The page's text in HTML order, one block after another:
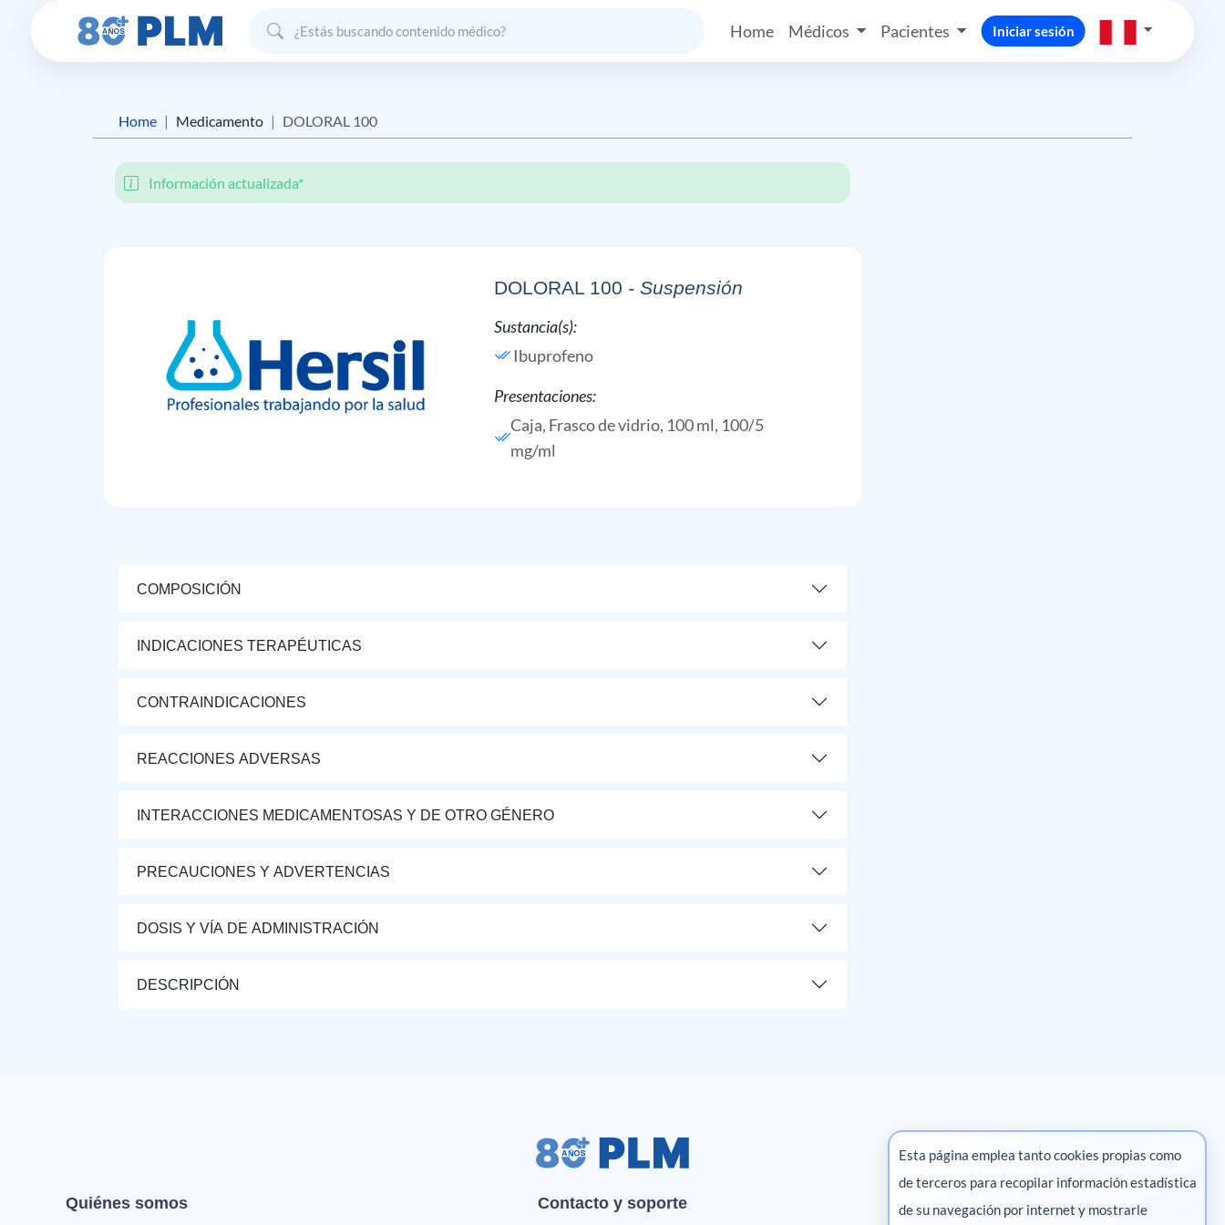
Home Médicos Pacientes Iniciar sesión
Home Medicamento DOLORAL 100
Información actualizada*
DOLORAL 100 - Suspensión
Sustancia(s):
Ibuprofeno
Presentaciones:
Caja, Frasco de vidrio, 100 ml, 100/5
mg/ml
COMPOSICIÓN
INDICACIONES TERAPÉUTICAS
CONTRAINDICACIONES
REACCIONES ADVERSAS
INTERACCIONES MEDICAMENTOSAS Y DE OTRO GÉNERO
PRECAUCIONES Y ADVERTENCIAS
DOSIS Y VÍA DE ADMINISTRACIÓN
DESCRIPCIÓN
Quiénes somos Contacto y soporte Marketing digital
Esta página emplea tanto cookies propias como
de terceros para recopilar información estadística
de su navegación por internet y mostrarle